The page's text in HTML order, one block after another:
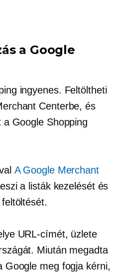
a Google
ingyenes. Feltöltheti
Centerbe, és
Google Shopping
A Google Merchant
a listák kezelését és
URL-címét, üzlete
Miután megadta
Google meg fogja kérni,